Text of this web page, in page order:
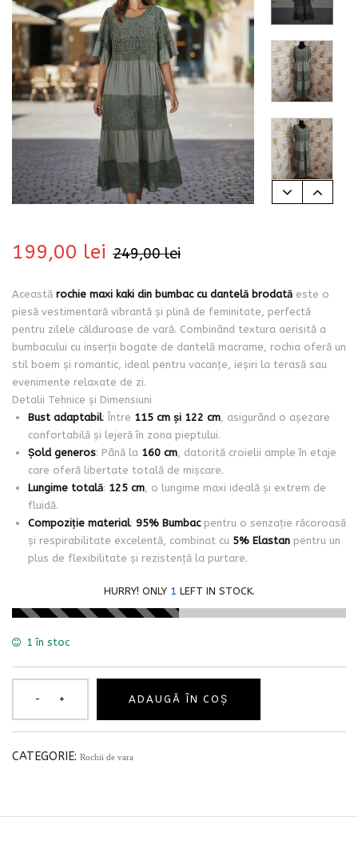
249,00lei
199,00 lei
Această rochie maxi kaki din bumbac cu dantelă brodată este o
piesă vestimentară vibrantă și plină de feminitate, perfectă
pentru zilele călduroase de vară. Combinând textura aerisită a
bumbacului cu inserții bogate de dantelă macrame, rochia oferă un
stil boem și romantic, ideal pentru vacanțe, ieșiri la terasă sau
evenimente relaxate de zi.
Detalii Tehnice și Dimensiuni
Bust adaptabil: Între 115 cm și 122 cm, asigurând o așezare
confortabilă și lejeră în zona pieptului.
Șold generos: Până la 160 cm, datorită croielii ample în etaje
care oferă libertate totală de mișcare.
Lungime totală: 125 cm, o lungime maxi ideală și extrem de
fluidă.
Compoziție material: 95% Bumbacpentru o senzație răcoroasă
și respirabilitate excelentă, combinat cu 5% Elastanpentru un
plus de flexibilitate și rezistență la purtare.
HURRY! ONLY 1 LEFT IN STOCK.
1 în stoc
ADAUGĂ ÎN COȘ
CATEGORIE: Rochii de vara